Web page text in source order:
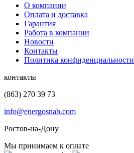
О компании
Оплата и доставка
Гарантия
Работа в компании
Новости
Контакты
Политика конфиденциальности
контакты
(863) 270 39 73
info@energosnab.com
Ростов-на-Дону
Мы принимаем к оплате